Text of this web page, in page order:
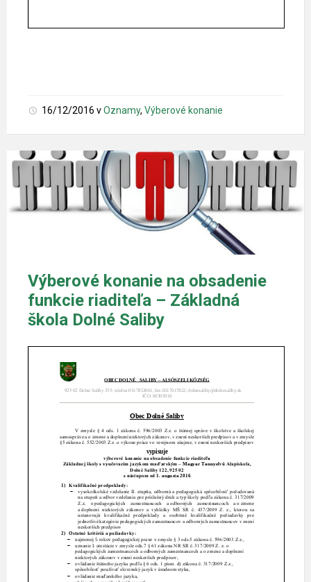
16/12/2016 vOznamy, Výberové konanie
Výberové konanie na obsadenie
funkcie riaditeľa – Základná
škola Dolné Saliby